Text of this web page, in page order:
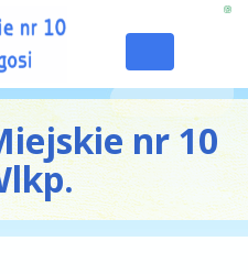
navigation
nr 10